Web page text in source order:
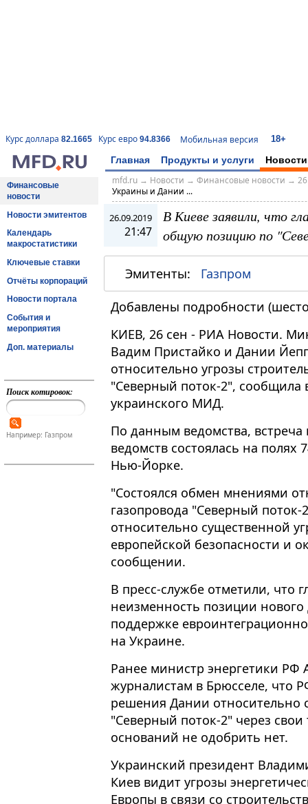
Курс доллара 82.1665 Курс евро 94.8366 Мобильная версия 18+
Главная Продукты и услуги Новости
Финансовые
новости
Новости эмитентов
Календарь
макростатистики
Ключевые ставки
Отчёты корпораций
Новости портала
События и
мероприятия
Доп. материалы
Поиск котировок:
Например: Газпром
mfd.ru→ Новости → Финансовые новости →
Украины и Дании ...
26.09.2019
21:47
В Киеве заявили, что
общую позицию по
Эмитенты: Газпром
Добавлены подробности
КИЕВ, 26 сен - РИА Новости.
Вадим Пристайко и Дании
относительно угрозы
"Северный поток-2", сообщила
украинского МИД.
По данным ведомства,
ведомств состоялась на
Нью-Йорке​​​.
"Состоялся обмен мнениями
газопровода "Северный
относительно существенной
европейской безопасности и
сообщении.
В пресс-службе отметили, что
неизменность позиции нового
поддержке
на Украине.
Ранее министр энергетики РФ
журналистам в Брюсселе, что
решения Дании относительно
"Северный поток-2" через
оснований не одобрить нет.
Украинский президент
Киев видит угрозы
Европы в связи со